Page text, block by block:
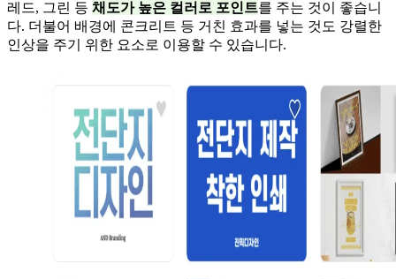
레드, 그린 등 채도가 높은 컬러로 포인트를 주는 것이 좋습니
다. 더불어 배경에 콘크리트 등 거친 효과를 넣는 것도 강렬한
인상을 주기 위한 요소로 이용할 수 있습니다.